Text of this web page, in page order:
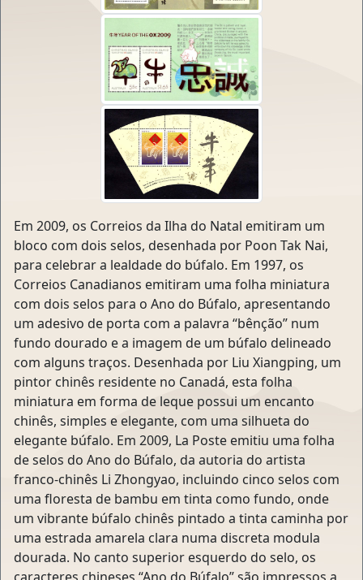
Em 2009, os Correios da Ilha do Natal emitiram um
bloco com dois selos, desenhada por Poon Tak Nai,
para celebrar a lealdade do búfalo. Em 1997, os
Correios Canadianos emitiram uma folha miniatura
com dois selos para o Ano do Búfalo, apresentando
um adesivo de porta com a palavra “bênção” num
fundo dourado e a imagem de um búfalo delineado
com alguns traços. Desenhada por Liu Xiangping, um
pintor chinês residente no Canadá, esta folha
miniatura em forma de leque possui um encanto
chinês, simples e elegante, com uma silhueta do
elegante búfalo. Em 2009, La Poste emitiu uma folha
de selos do Ano do Búfalo, da autoria do artista
franco-chinês Li Zhongyao, incluindo cinco selos com
uma floresta de bambu em tinta como fundo, onde
um vibrante búfalo chinês pintado a tinta caminha por
uma estrada amarela clara numa discreta modula
dourada. No canto superior esquerdo do selo, os